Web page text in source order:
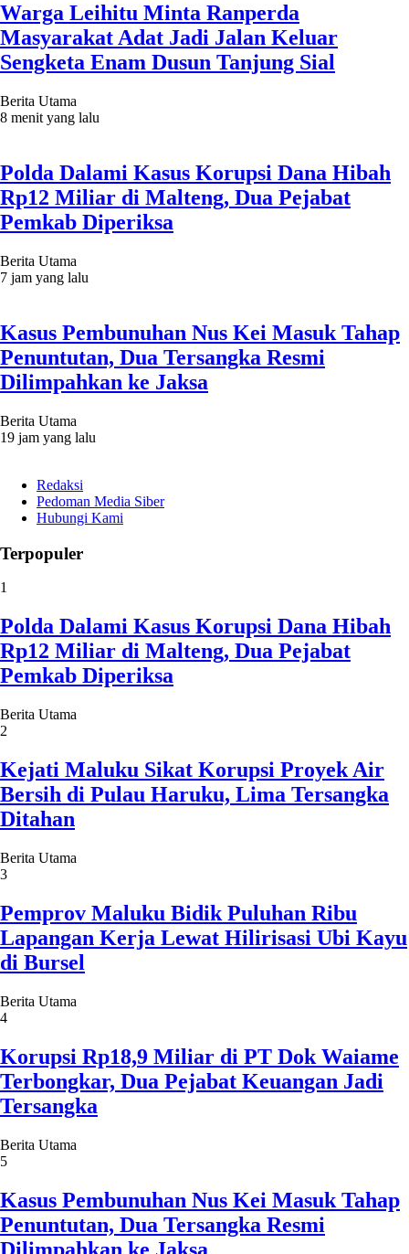
Warga Leihitu Minta Ranperda
Masyarakat Adat Jadi Jalan Keluar
Sengketa Enam Dusun Tanjung Sial
Berita Utama
8 menit yang lalu
Polda Dalami Kasus Korupsi Dana Hibah
Rp12 Miliar di Malteng, Dua Pejabat
Pemkab Diperiksa
Berita Utama
7 jam yang lalu
Kasus Pembunuhan Nus Kei Masuk Tahap
Penuntutan, Dua Tersangka Resmi
Dilimpahkan ke Jaksa
Berita Utama
19 jam yang lalu
Redaksi
Pedoman Media Siber
Hubungi Kami
Terpopuler
1
Polda Dalami Kasus Korupsi Dana Hibah
Rp12 Miliar di Malteng, Dua Pejabat
Pemkab Diperiksa
Berita Utama
2
Kejati Maluku Sikat Korupsi Proyek Air
Bersih di Pulau Haruku, Lima Tersangka
Ditahan
Berita Utama
3
Pemprov Maluku Bidik Puluhan Ribu
Lapangan Kerja Lewat Hilirisasi Ubi Kayu
di Bursel
Berita Utama
4
Korupsi Rp18,9 Miliar di PT Dok Waiame
Terbongkar, Dua Pejabat Keuangan Jadi
Tersangka
Berita Utama
5
Kasus Pembunuhan Nus Kei Masuk Tahap
Penuntutan, Dua Tersangka Resmi
Dilimpahkan ke Jaksa